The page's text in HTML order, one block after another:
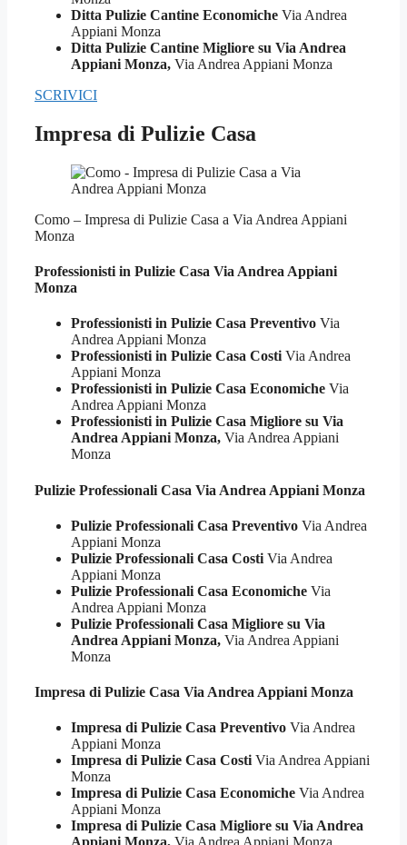
Ditta Pulizie Cantine Economiche Via Andrea
Appiani Monza
Ditta Pulizie Cantine Migliore su Via Andrea
Appiani Monza, Via Andrea Appiani Monza
SCRIVICI
Impresa di Pulizie Casa
Como – Impresa di Pulizie Casa a Via Andrea Appiani
Monza
Professionisti in Pulizie Casa Via Andrea Appiani
Monza
Professionisti in Pulizie Casa Preventivo Via
Andrea Appiani Monza
Professionisti in Pulizie Casa Costi Via Andrea
Appiani Monza
Professionisti in Pulizie Casa Economiche Via
Andrea Appiani Monza
Professionisti in Pulizie Casa Migliore su Via
Andrea Appiani Monza, Via Andrea Appiani
Monza
Pulizie Professionali Casa Via Andrea Appiani Monza
Pulizie Professionali Casa Preventivo Via Andrea
Appiani Monza
Pulizie Professionali Casa Costi Via Andrea
Appiani Monza
Pulizie Professionali Casa Economiche Via
Andrea Appiani Monza
Pulizie Professionali Casa Migliore su Via
Andrea Appiani Monza, Via Andrea Appiani
Monza
Impresa di Pulizie Casa Via Andrea Appiani Monza
Impresa di Pulizie Casa Preventivo Via Andrea
Appiani Monza
Impresa di Pulizie Casa CostiVia Andrea Appiani
Monza
Impresa di Pulizie Casa Economiche Via Andrea
Appiani Monza
Impresa di Pulizie Casa Migliore su Via Andrea